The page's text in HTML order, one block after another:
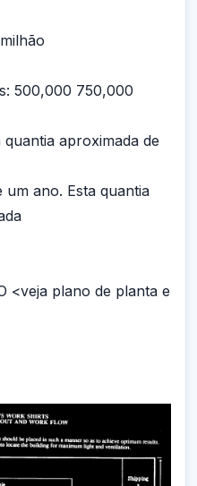
500,000 750,000
aproximada de
ano. Esta quantia
<veja plano de planta e